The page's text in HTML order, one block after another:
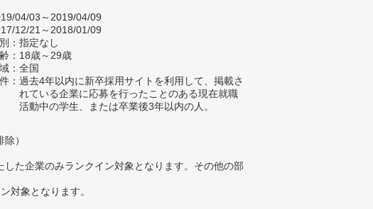
04/03～2019/04/09
12/21～2018/01/09
：指定なし
：18歳～29歳
：全国
：過去4年以内に新卒採用サイトを利用して、掲載さ
れている企業に応募を行ったことのある現在就職
活動中の学生、または卒業後3年以内の人。
）
た企業のみランクイン対象となります。その他の部
対象となります。